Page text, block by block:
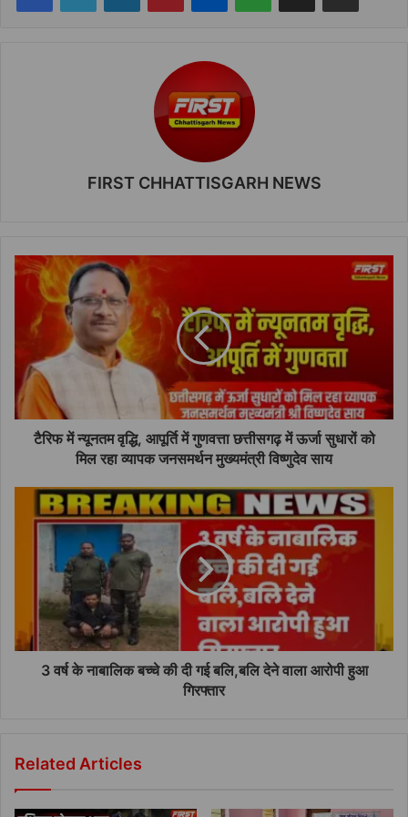
FIRST CHHATTISGARH NEWS
टैरिफ में न्यूनतम वृद्धि, आपूर्ति में गुणवत्ता छत्तीसगढ़ में ऊर्जा सुधारों को
मिल रहा व्यापक जनसमर्थन मुख्यमंत्री विष्णुदेव साय
3 वर्ष के नाबालिक बच्चे की दी गई बलि,बलि देने वाला आरोपी हुआ
गिरफ्तार
Related Articles